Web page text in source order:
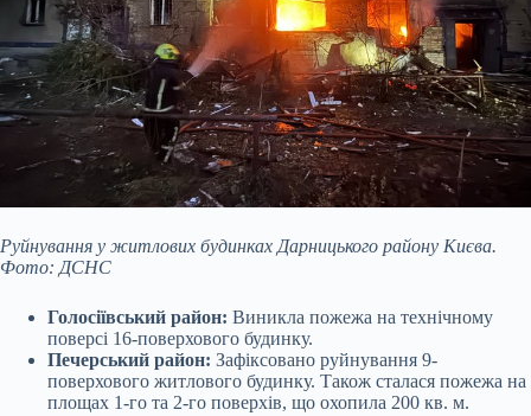
Руйнування у житлових будинках Дарницького району Києва.
Фото: ДСНС
Голосіївський район: Виникла пожежа на технічному
поверсі 16-поверхового будинку.
Печерський район: Зафіксовано руйнування 9-
поверхового житлового будинку. Також сталася пожежа на
площах 1-го та 2-го поверхів, що охопила 200 кв. м.